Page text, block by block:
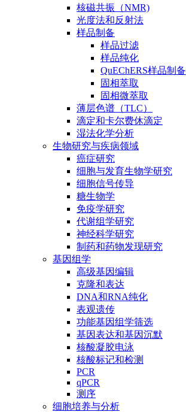
核磁共振（NMR)
光度法和反射法
样品制备
样品过滤
样品纯化
QuEChERS样品制备
固相萃取
固相微萃取
薄层色谱（TLC）
滴定和卡尔费休滴定
湿法化学分析
生物研究与疾病领域
癌症研究
细胞与发育生物学研究
细胞信号传导
糖生物学
免疫学研究
代谢组学研究
神经科学研究
制药和药物发现研究
基因组学
高级基因编辑
克隆和表达
DNA和RNA纯化
表观遗传
功能基因组学筛选
基因表达和基因沉默
核酸凝胶电泳
核酸标记和检测
PCR
qPCR
测序
细胞培养与分析